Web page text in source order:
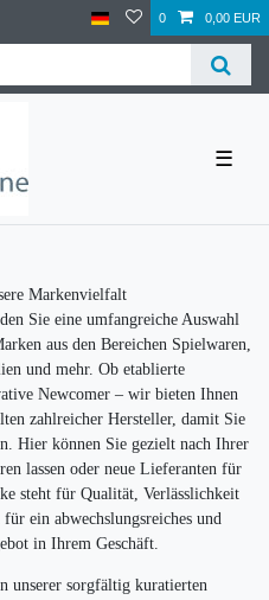
0 0,00 EUR
☰
Markenvielfalt
Sie eine umfangreiche Auswahl
aus den Bereichen Spielwaren,
und mehr. Ob etablierte
Newcomer – wir bieten Ihnen
zahlreicher Hersteller, damit Sie
Hier können Sie gezielt nach Ihrer
lassen oder neue Lieferanten für
steht für Qualität, Verlässlichkeit
ein abwechslungsreiches und
in Ihrem Geschäft.
unserer sorgfältig kuratierten